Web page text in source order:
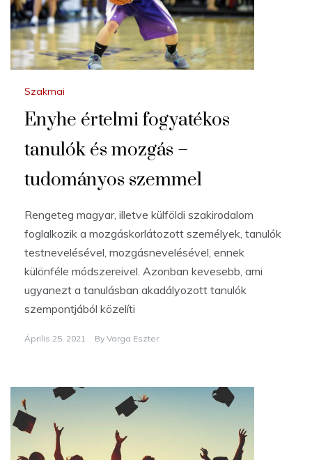
Szakmai
Enyhe értelmi fogyatékos
tanulók és mozgás –
tudományos szemmel
Rengeteg magyar, illetve külföldi szakirodalom
foglalkozik a mozgáskorlátozott személyek, tanulók
testnevelésével, mozgásnevelésével, ennek
különféle módszereivel. Azonban kevesebb, ami
ugyanezt a tanulásban akadályozott tanulók
szempontjából közelíti
Április 25, 2021 By Varga Eszter